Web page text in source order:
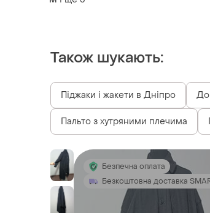
Також шукають:
Піджаки і жакети в Дніпро
Пальто з хутряними плечима
Безпечна оплата
Безкоштовна доставка